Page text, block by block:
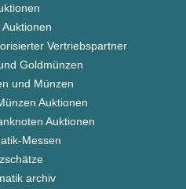
Vertriebspartner
Goldmünzen
und Münzen
Auktionen
Auktionen
Messen
archiv